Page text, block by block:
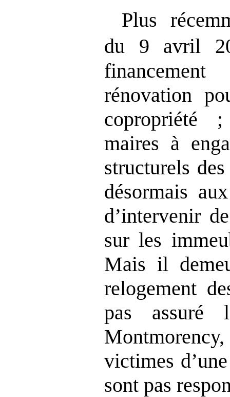
Plus
du 9 avril
rénovation
copropriété
maires à
structurels
désormais
d’intervenir
sur les
Mais il
relogement
pas assuré
victimes
sont pas